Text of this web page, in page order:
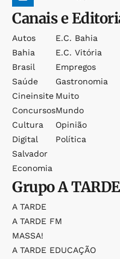
Canais e
Autos
Bahia
Brasil
Saúde
Cineinsite
Concursos
Cultura
Digital
Salvador
Economia
E.c. Bahia
E.c. Vitória
Empregos
Gastronomia
Muito
Mundo
Opinião
Política
GrupoA TARDE
A TARDE
A TARDE FM
MASSA!
A TARDE EDUCAÇÃO